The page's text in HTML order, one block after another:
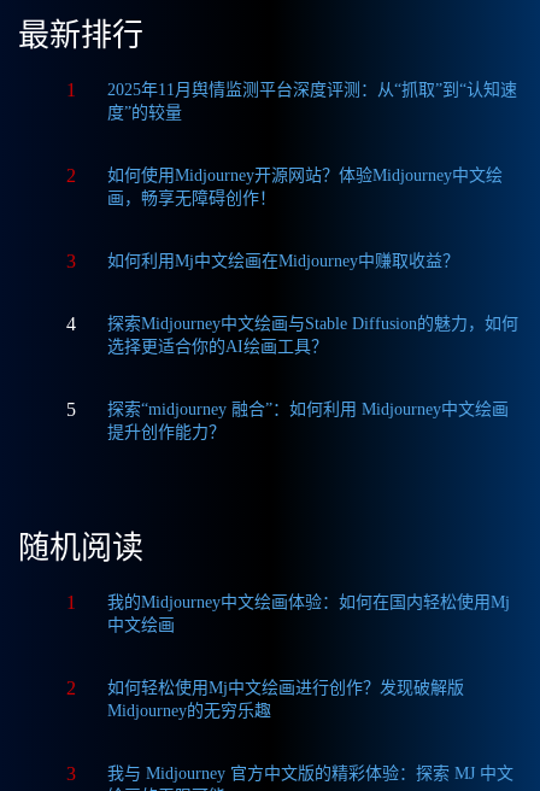
最新排行
1
2025年11月舆情监测平台深度评测：从“抓取”到“认知速
度”的较量
2
如何使用Midjourney开源网站？体验Midjourney中文绘
画，畅享无障碍创作！
3 如何利用Mj中文绘画在Midjourney中赚取收益？
4
探索Midjourney中文绘画与Stable Diffusion的魅力，如何
选择更适合你的AI绘画工具？
5
探索“midjourney 融合”：如何利用 Midjourney中文绘画
提升创作能力？
随机阅读
1
我的Midjourney中文绘画体验：如何在国内轻松使用Mj
中文绘画
2
如何轻松使用Mj中文绘画进行创作？发现破解版
Midjourney的无穷乐趣
3
我与 Midjourney 官方中文版的精彩体验：探索 MJ 中文